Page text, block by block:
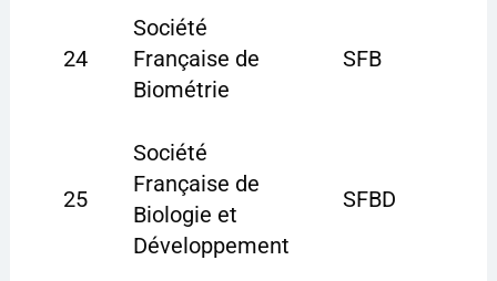
24
Société
Française de
Biométrie
SFB
25
Société
Française de
Biologie et
Développement
SFBD